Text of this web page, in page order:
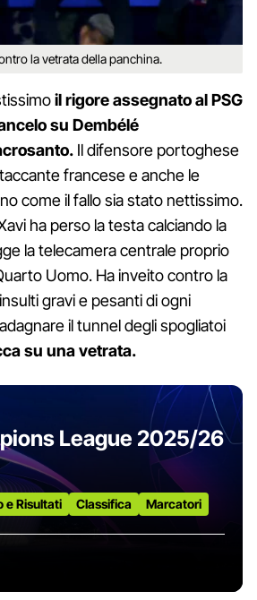
la vetrata della panchina.
il rigore assegnato al PSG
su Dembélé
Il difensore portoghese
francese e anche le
come il fallo sia stato nettissimo.
ha perso la testa calciando la
la telecamera centrale proprio
Uomo. Ha inveito contro la
gravi e pesanti di ogni
il tunnel degli spogliatoi
su una vetrata.
League 2025/26
e Risultati Classifica Marcatori